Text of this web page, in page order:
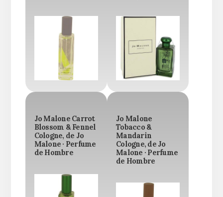
Jo Malone Carrot
Blossom & Fennel
Cologne, de Jo
Malone · Perfume
de Hombre
Jo Malone
Tobacco &
Mandarin
Cologne, de Jo
Malone · Perfume
de Hombre